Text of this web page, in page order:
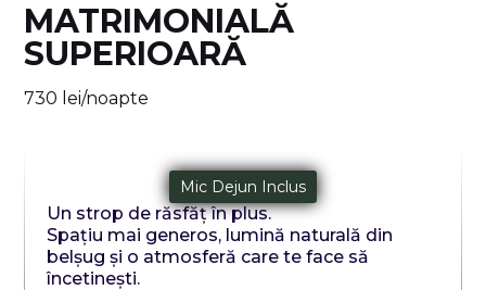
MATRIMONIALĂ
SUPERIOARĂ
730 lei/noapte
Mic Dejun Inclus
Un strop de răsfăț în plus.
Spațiu mai generos, lumină naturală din
belșug și o atmosferă care te face să
încetinești.